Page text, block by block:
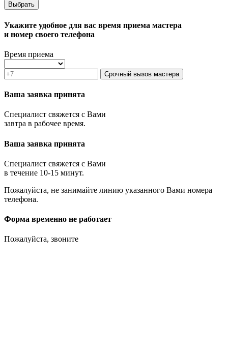
Выбрать
Укажите удобное для вас время приема мастера
и номер своего телефона
Время приема
Срочный вызов мастера
Ваша заявка принята
Специалист свяжется с Вами
завтра в рабочее время.
Ваша заявка принята
Специалист свяжется с Вами
в течение 10-15 минут.
Пожалуйста, не занимайте линию указанного Вами номера
телефона.
Форма временно не работает
Пожалуйста, звоните